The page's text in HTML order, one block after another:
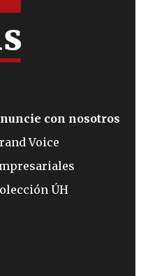
con nosotros
Voice
ÚH